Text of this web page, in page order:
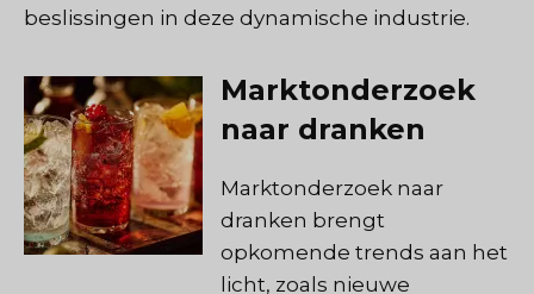
beslissingen in deze dynamische industrie.
Marktonderzoek
naar dranken
Marktonderzoek naar
dranken brengt
opkomende trends aan het
licht, zoals nieuwe